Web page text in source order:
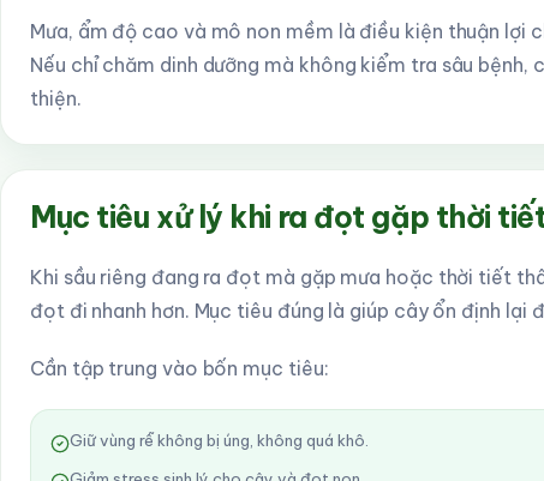
Mưa, ẩm độ cao và mô non mềm là điều kiện thuận lợi
Nếu chỉ chăm dinh dưỡng mà không kiểm tra sâu
thiện.
Mục tiêu xử lý khi ra đọt gặp thời
Khi sầu riêng đang ra đọt mà gặp mưa hoặc thời tiết
đọt đi nhanh hơn. Mục tiêu đúng là giúp cây ổn định
Cần tập trung vào bốn mục tiêu:
Giữ vùng rễ không bị úng, không quá khô.